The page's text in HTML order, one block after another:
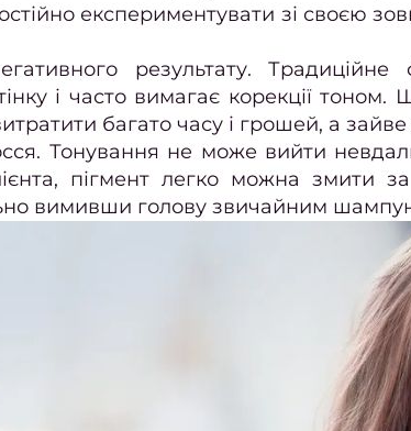
експериментувати зі своєю
результату.
і часто вимагає корекції
багато часу і грошей, а
Тонування не може вийти
пігмент легко можна змити
вимивши голову звичайним